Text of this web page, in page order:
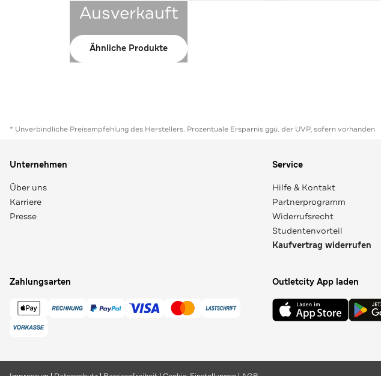
Ausverkauft
Ähnliche Produkte
* Unverbindliche Preisempfehlung des Herstellers. Prozentuale Ersparnis ggü. der UVP, sofern vorhanden
Unternehmen
Über uns
Karriere
Presse
Service
Hilfe & Kontakt
Partnerprogramm
Widerrufsrecht
Studentenvorteil
Kaufvertrag widerrufen
Zahlungsarten Outletcity App laden